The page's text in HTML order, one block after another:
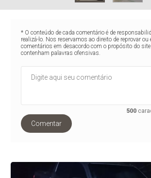
* O conteúdo de cada comentário é de
realizá-lo. Nos reservamos ao direito de reprovar ou
comentários em desacordo com o propósito do
contenham palavras ofensivas.
500
Comentar